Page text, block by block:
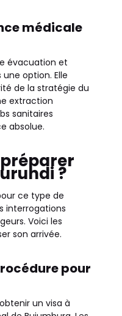
médicale
évacuation et
option. Elle
de la stratégie du
extraction
sanitaires
absolue.
?
ce type de
interrogations
Voici les
son arrivée.
pour
un visa à